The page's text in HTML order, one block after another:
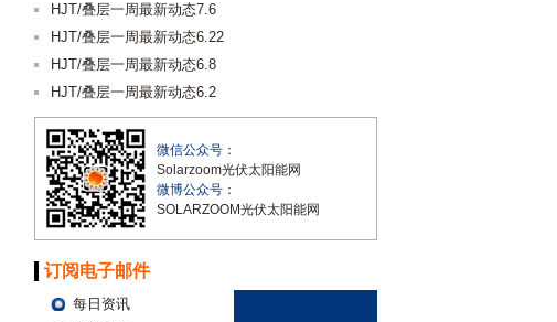
HJT/叠层一周最新动态7.6
HJT/叠层一周最新动态6.22
HJT/叠层一周最新动态6.8
HJT/叠层一周最新动态6.2
微信公众号：
Solarzoom光伏太阳能网
微博公众号：
SOLARZOOM光伏太阳能网
订阅电子邮件
每日资讯